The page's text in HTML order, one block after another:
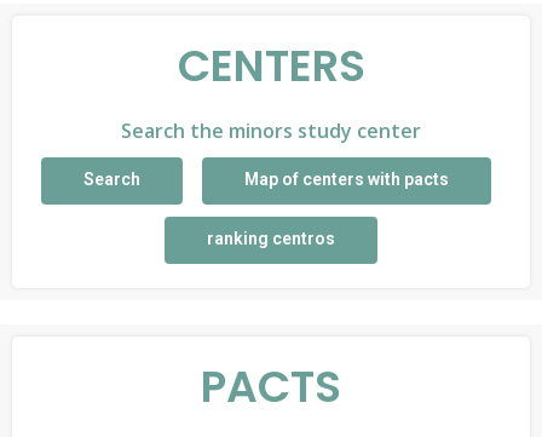
CENTERS
Search the minors study center
Search Map of centers with pacts
ranking centros
PACTS